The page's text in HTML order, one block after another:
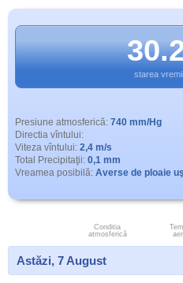
starea
Presiune atmosferică: 740 mm/Hg
Directia vîntului:
Viteza vîntului: 2,4 m/s
Total Precipitaţii: 0,1 mm
Vreamea posibilă: Averse de ploaie
Conditia
atmosferică
Astăzi, 7 August